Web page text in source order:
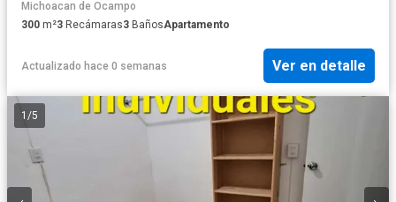
Michoacan de Ocampo
300 m²3 Recámaras3 BañosApartamento
Actualizado hace 0 semanas Ver en detalle
1 /5